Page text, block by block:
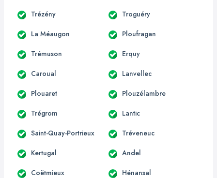
Trézény Troguéry
La Méaugon Ploufragan
Trémuson Erquy
Caroual Lanvellec
Plouaret Plouzélambre
Trégrom Lantic
Saint-Quay-Portrieux Tréveneuc
Kertugal Andel
Coëtmieux Hénansal